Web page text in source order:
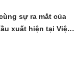
sự ra mắt của
xuất hiện tại Việt